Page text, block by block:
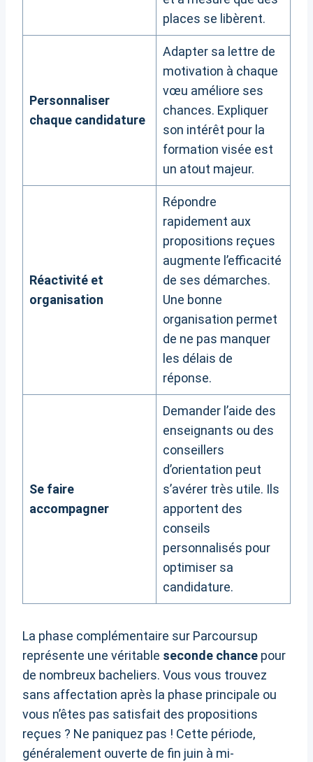
places se libèrent.
Personnaliser
chaque candidature
Adapter sa lettre de
motivation à chaque
vœu améliore ses
chances. Expliquer
son intérêt pour la
formation visée est
un atout majeur.
Réactivité et
organisation
Répondre
rapidement aux
propositions reçues
augmente l’efficacité
de ses démarches.
Une bonne
organisation permet
de ne pas manquer
les délais de
réponse.
Se faire
accompagner
Demander l’aide des
enseignants ou des
conseillers
d’orientation peut
s’avérer très utile. Ils
apportent des
conseils
personnalisés pour
optimiser sa
candidature.
La phase complémentaire sur Parcoursup
représente une véritable seconde chance pour
de nombreux bacheliers. Vous vous trouvez
sans affectation après la phase principale ou
vous n’êtes pas satisfait des propositions
reçues ? Ne paniquez pas ! Cette période,
généralement ouverte de fin juin à mi-